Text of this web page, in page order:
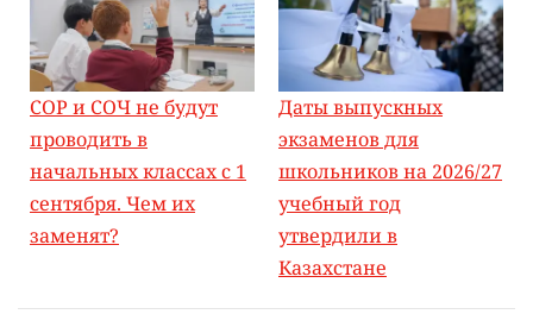
СОР и СОЧ не будут
проводить в
начальных классах с 1
сентября. Чем их
заменят?
Даты выпускных
экзаменов для
школьников на 2026/27
учебный год
утвердили в
Казахстане